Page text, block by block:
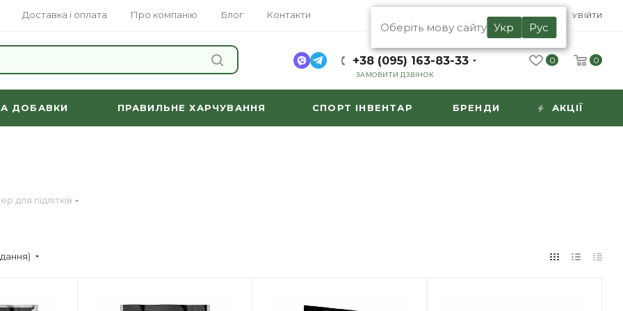
Доставка і оплата Про компанію Блог Контакти RU
Оберіть мову сайту Укр Рус
УВІЙТИ
+38 (095) 163-83-33
ЗАМОВИТИ ДЗВІНОК
0 0
ДОБАВКИ ПРАВИЛЬНЕ ХАРЧУВАННЯ СПОРТ ІНВЕНТАР БРЕНДИ АКЦІЇ
для підлітків